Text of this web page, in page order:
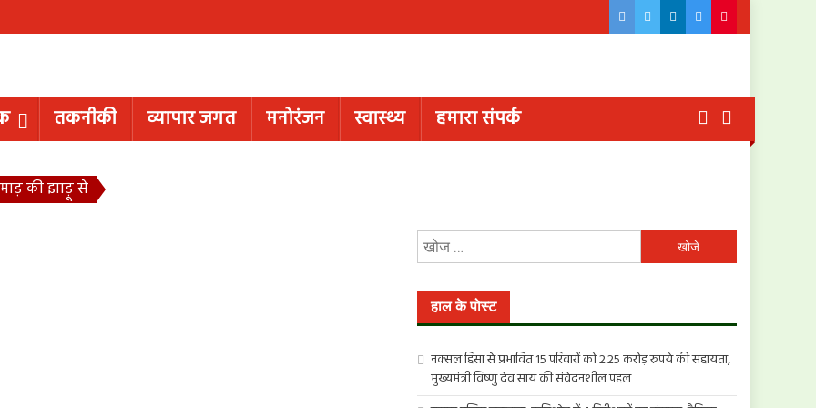
तकनीकी व्यापार जगत मनोरंजन स्वास्थ्य हमारा संपर्क
की झाड़ू से
को
हाल के पोस्ट
नक्सल हिंसा से प्रभावित 15 परिवारों को 2.25 करोड़ रुपये की सहायता,
मुख्यमंत्री विष्णु देव साय की संवेदनशील पहल